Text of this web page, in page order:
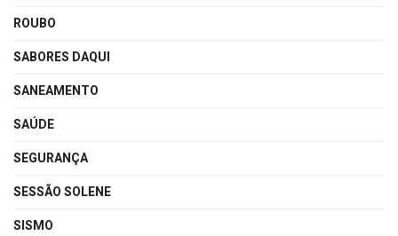
ROUBO
SABORES DAQUI
SANEAMENTO
SAÚDE
SEGURANÇA
SESSÃO SOLENE
SISMO